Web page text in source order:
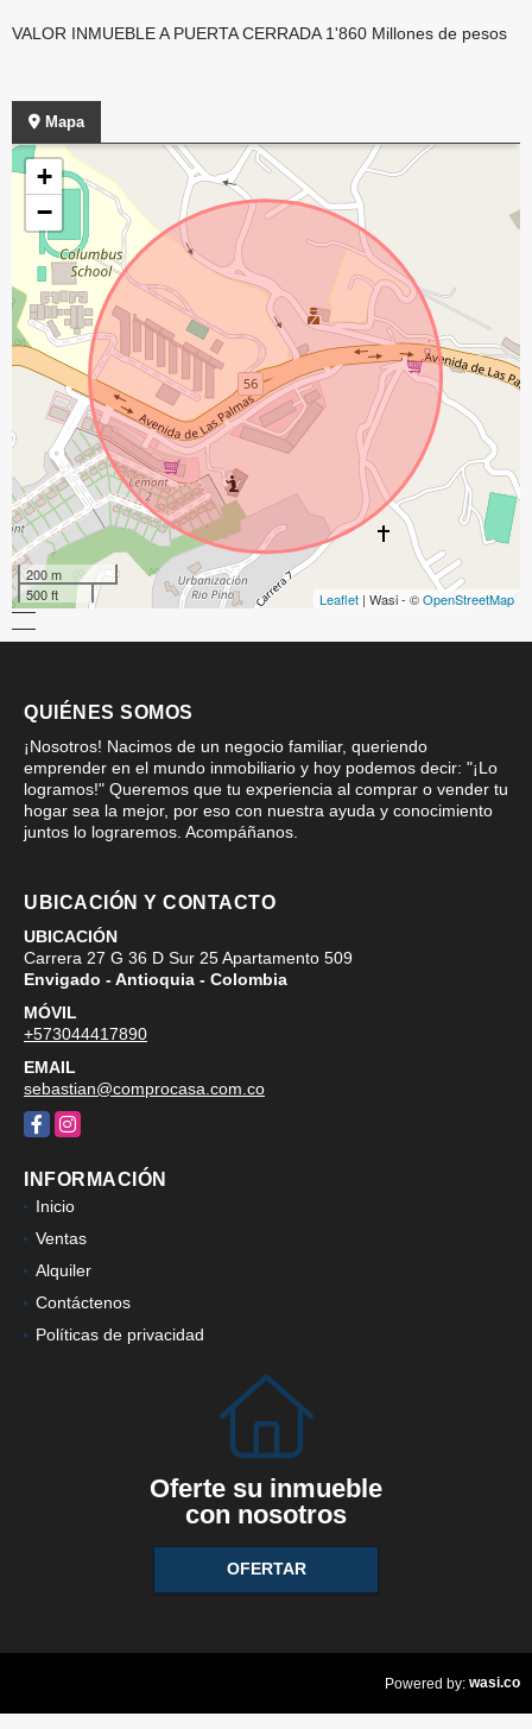
VALOR INMUEBLE A PUERTA CERRADA 1'860 Millones de pesos
Mapa
+
−
200 m
500 ft
Leaflet | Wasi - ©OpenStreetMap
QUIÉNES SOMOS
¡Nosotros! Nacimos de un negocio familiar, queriendo
emprender en el mundo inmobiliario y hoy podemos decir: "¡Lo
logramos!" Queremos que tu experiencia al comprar o vender tu
hogar sea la mejor, por eso con nuestra ayuda y conocimiento
juntos lo lograremos. Acompáñanos.
UBICACIÓN Y CONTACTO
UBICACIÓN
Carrera 27 G 36 D Sur 25 Apartamento 509
Envigado - Antioquia - Colombia
MÓVIL
+573044417890
EMAIL
sebastian@comprocasa.com.co
FacebookInstagram
INFORMACIÓN
Inicio
Ventas
Alquiler
Contáctenos
Políticas de privacidad
Oferte su inmueble
con nosotros
OFERTAR
Powered by: wasi.co